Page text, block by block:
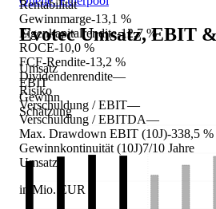
Rentabilität
Gewinnmarge-13,1 %
Eigenkapitalrendite-12,7 %
ROCE-10,0 %
FCF-Rendite-13,2 %
Dividendenrendite—
Risiko
Verschuldung / EBIT—
Verschuldung / EBITDA—
Max. Drawdown EBIT (10J)-338,5 %
Gewinnkontinuität (10J)7/10 Jahre
Umsatz
in Mio. EUR
EvotecUmsatz, EBIT
Umsatz
EBIT
Gewinn
Schätzung